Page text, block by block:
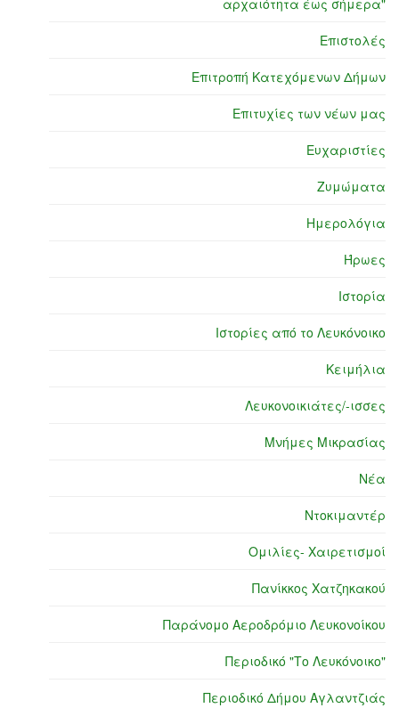
αρχαιότητα έως σήμερα"
Επιστολές
Επιτροπή Κατεχόμενων Δήμων
Επιτυχίες των νέων μας
Ευχαριστίες
Ζυμώματα
Ημερολόγια
Ήρωες
Ιστορία
Ιστορίες από το Λευκόνοικο
Κειμήλια
Λευκονοικιάτες/-ισσες
Μνήμες Μικρασίας
Νέα
Ντοκιμαντέρ
Ομιλίες- Χαιρετισμοί
Πανίκκος Χατζηκακού
Παράνομο Αεροδρόμιο Λευκονοίκου
Περιοδικό "Το Λευκόνοικο"
Περιοδικό Δήμου Αγλαντζιάς